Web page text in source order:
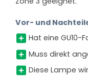
Vor- und
Hat eine GU10-
Muss direkt
Diese Lampe